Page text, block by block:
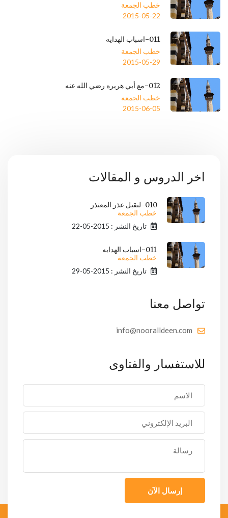
خطب الجمعة
2015-05-22
011-اسباب الهدايه
خطب الجمعة
2015-05-29
012-مع أبي هريره رضي الله عنه
خطب الجمعة
2015-06-05
اخر الدروس و المقالات
010-لنقبل عذر المعتذر
خطب الجمعة
تاريخ النشر : 2015-05-22
011-اسباب الهدايه
خطب الجمعة
تاريخ النشر : 2015-05-29
تواصل معنا
info@nooralldeen.com
للاستفسار والفتاوى
إرسال الآن